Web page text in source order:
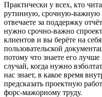
Практически у всех, кто
рутинную, срочную-
отвечаете за поддержку
нужно срочно-важно
клиентов и вы берёте на
пользовательской
потому что знаете его
случай, когда нужно
нас знает, в какое время
предсказать проектную
форс-мажорному труду.